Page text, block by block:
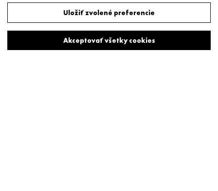
Uložiť zvolené preferencie
Akceptovať všetky cookies
Odmietnuť všetky cookies